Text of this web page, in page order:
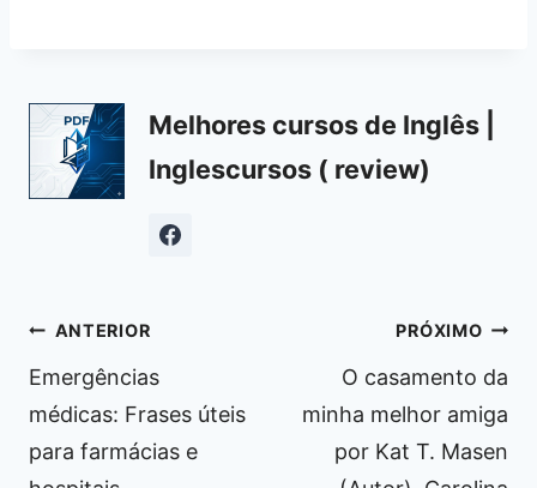
Melhores cursos de Inglês |
Inglescursos ( review)
Navegação
de
Post
ANTERIOR
Emergências
médicas: Frases úteis
para farmácias e
PRÓXIMO
O casamento da
minha melhor amiga
por Kat T. Masen